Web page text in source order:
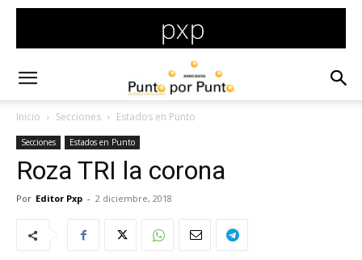
Inicio Secciones Estados en Punto
Secciones Estados en Punto
Roza TRI la corona
Por Editor Pxp - 2 diciembre, 2018